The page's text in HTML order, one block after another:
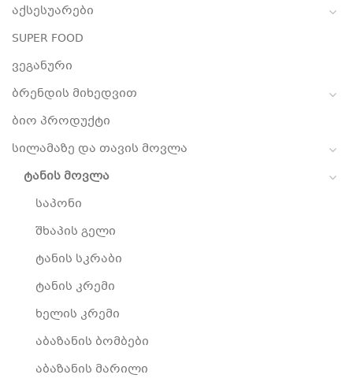
აქსესუარები
SUPER FOOD
ვეგანური
ბრენდის მიხედვით
ბიო პროდუქტი
სილამაზე და თავის მოვლა
ტანის მოვლა
საპონი
შხაპის გელი
ტანის სკრაბი
ტანის კრემი
ხელის კრემი
აბაზანის ბომბები
აბაზანის მარილი